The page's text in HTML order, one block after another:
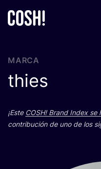
MARCA
thies
¡Este COSH! Brand Index se
con­tri­bu­ción de uno de los